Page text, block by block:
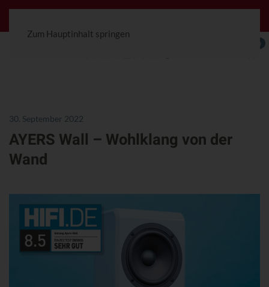
Zum Hauptinhalt springen
0
30. September 2022
AYERS Wall – Wohlklang von der
Wand